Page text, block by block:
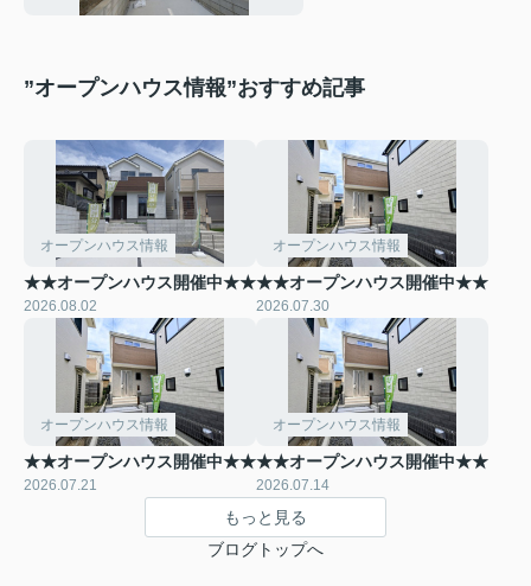
”オープンハウス情報”おすすめ記事
オープンハウス情報
★★オープンハウス開催中★★
2026.08.02
オープンハウス情報
★★オープンハウス開催中★★
2026.07.30
オープンハウス情報
★★オープンハウス開催中★★
2026.07.21
オープンハウス情報
★★オープンハウス開催中★★
2026.07.14
もっと見る
ブログトップへ